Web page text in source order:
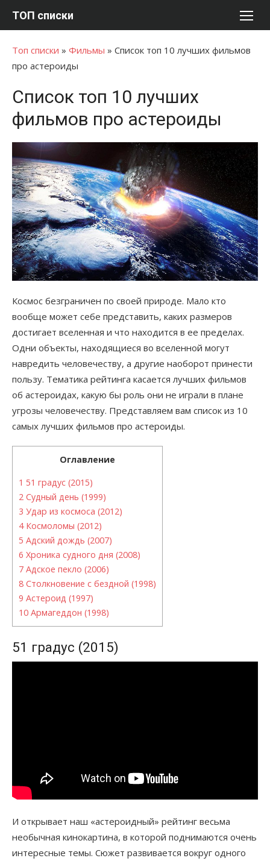
ТОП списки
Топ списки » Фильмы » Список топ 10 лучших фильмов
про астероиды
Список топ 10 лучших
фильмов про астероиды
Космос безграничен по своей природе. Мало кто
вообще может себе представить, каких размеров
достигает вселенная и что находится в ее пределах.
Одни объекты, находящиеся во вселенной могут
навредить человечеству, а другие наоборот принести
пользу. Тематика рейтинга касается лучших фильмов
об астероидах, какую бы роль они не играли в плане
угрозы человечеству. Представляем вам список из 10
самых лучших фильмов про астероиды.
Оглавление
1 51 градус (2015)
2 Судный день (1999)
3 Удар из космоса (2012)
4Космоломы (2012)
5 Адский дождь (2007)
6 Хроника судного дня (2008)
7 Адское пекло (2006)
8 Столкновение с бездной (1998)
9 Астероид (1997)
10 Армагеддон (1998)
51 градус (2015)
И открывает наш «астероидный» рейтинг весьма
необычная кинокартина, в которой поднимаются очень
интересные темы. Сюжет развивается вокруг одного